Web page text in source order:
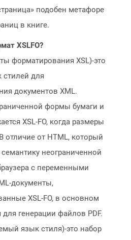
подобен метафоре
в книге.
XSLFO?
форматирования XSL)-это
для
документов XML.
формы бумаги и
XSL-FO, когда размеры
отличие от HTML, который
неограниченной
с переменными
документы,
XSL-FO, в основном
для генерации файлов PDF.
язык стиля)-это набор